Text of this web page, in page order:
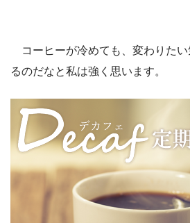
コーヒーが冷めても、変わりたい
るのだなと私は強く思います。